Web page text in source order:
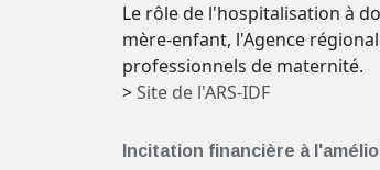
Le rôle de l'hospitalisation à
mère-enfant, l'Agence
professionnels de maternité.
>Site de l'ARS-IDF
Incitation financière à